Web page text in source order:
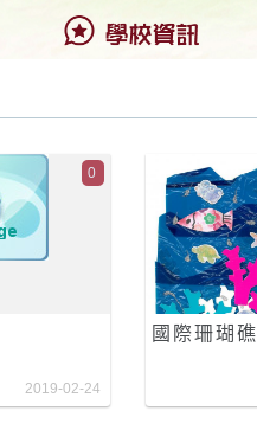
0
2019-02-24
國際珊瑚礁